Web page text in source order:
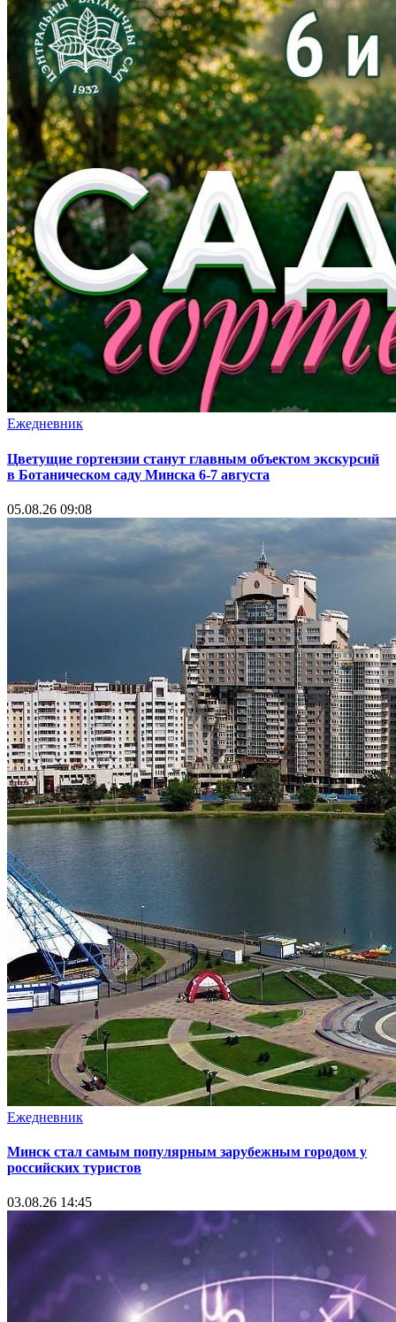
Ежедневник
Цветущие гортензии станут главным объектом экскурсий
в Ботаническом саду Минска 6-7 августа
05.08.26 09:08
Ежедневник
Минск стал самым популярным зарубежным городом у
российских туристов
03.08.26 14:45